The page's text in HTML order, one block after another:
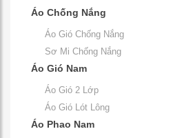
Áo Chống Nắng
Áo Gió Chống Nắng
Sơ Mi Chống Nắng
Áo Gió Nam
Áo Gió 2 Lớp
Áo Gió Lót Lông
Áo Phao Nam